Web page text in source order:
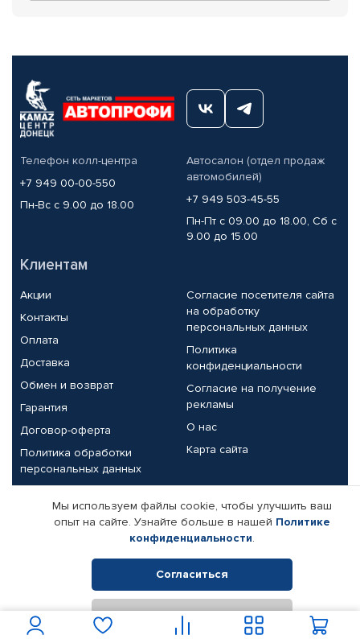
Телефон колл-центра
+7 949 00-00-550
Пн-Вс с 9.00 до 18.00
Автосалон (отдел продаж
автомобилей)
+7 949 503-45-55
Пн-Пт с 09.00 до 18.00, Сб с
9.00 до 15.00
Клиентам
Акции
Контакты
Оплата
Доставка
Обмен и возврат
Гарантия
Договор-оферта
Политика обработки
персональных данных
Согласие посетителя сайта
на обработку
персональных данных
Политика
конфиденциальности
Согласие на получение
рекламы
О нас
Карта сайта
Партнерам
Корпоративным клиентам
Поставщикам
Реквизиты компании
© КАМАЗ ЦЕНТР ДОНЕЦК, 2015-2026. Все права защищены.
Интернет-магазин автомобильных товаров Автопрофи.
Мы используем файлы cookie, чтобы улучшить ваш
опыт на сайте. Узнайте больше в нашей Политике
конфиденциальности.
Согласиться
Отклонить